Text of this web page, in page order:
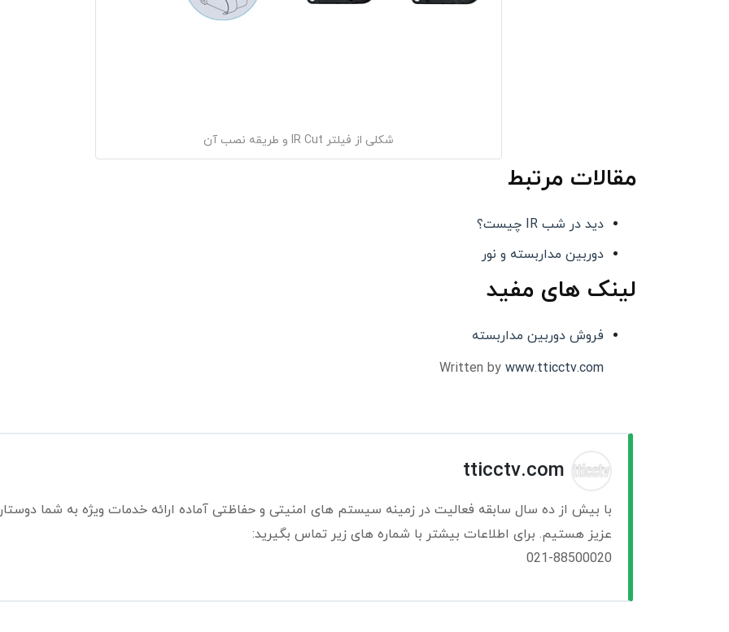
شکلی از فیلتر IR Cut و طریقه نصب آن
مقالات مرتبط
دید در شب IR چیست؟
دوربین مداربسته و نور
لینک های مفید
فروش دوربین مداربسته
Written by www.tticctv.com
tticctv.com
با بیش از ده سال سابقه فعالیت در زمینه سیستم های امنیتی و حفاظتی آماده ارائه خدمات ویژه به شما
عزیز هستیم. برای اطلاعات بیشتر با شماره های زیر تماس بگیرید:
021-88500020